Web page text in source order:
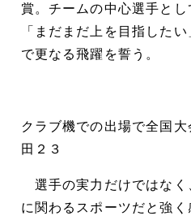
賞。チームの中心選手と
「まだまだ上を目指した
で更なる飛躍を誓う。
クラブ機での出場で全国
田２３
選手の実力だけではなく
に関わるスポーツだと強く